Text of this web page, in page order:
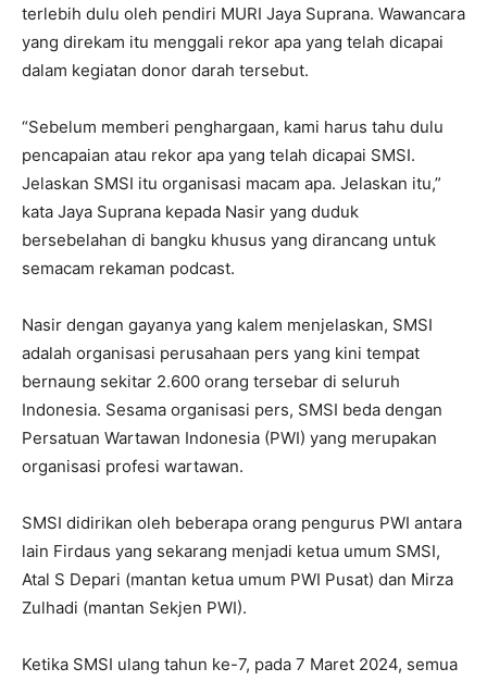
terlebih dulu oleh pendiri MURI Jaya Suprana. Wawancara
yang direkam itu menggali rekor apa yang telah dicapai
dalam kegiatan donor darah tersebut.
“Sebelum memberi penghargaan, kami harus tahu dulu
pencapaian atau rekor apa yang telah dicapai SMSI.
Jelaskan SMSI itu organisasi macam apa. Jelaskan itu,”
kata Jaya Suprana kepada Nasir yang duduk
bersebelahan di bangku khusus yang dirancang untuk
semacam rekaman podcast.
Nasir dengan gayanya yang kalem menjelaskan, SMSI
adalah organisasi perusahaan pers yang kini tempat
bernaung sekitar 2.600 orang tersebar di seluruh
Indonesia. Sesama organisasi pers, SMSI beda dengan
Persatuan Wartawan Indonesia (PWI) yang merupakan
organisasi profesi wartawan.
SMSI didirikan oleh beberapa orang pengurus PWI antara
lain Firdaus yang sekarang menjadi ketua umum SMSI,
Atal S Depari (mantan ketua umum PWI Pusat) dan Mirza
Zulhadi (mantan Sekjen PWI).
Ketika SMSI ulang tahun ke-7, pada 7 Maret 2024, semua